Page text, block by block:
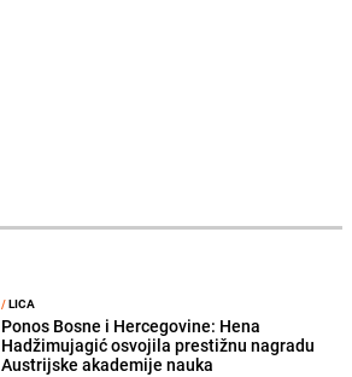
/LICA
Ponos Bosne i Hercegovine: Hena
Hadžimujagić osvojila prestižnu nagradu
Austrijske akademije nauka